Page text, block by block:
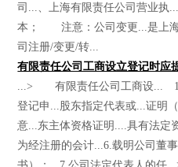
司...、上海有限责任公司营业执
本； 注意：公司变更...是上海
司注册/变更/转...
有限责任公司工商设立登记时应
...> 有限责任公司工商设... 1.
登记申...股东指定代表或...证明
意...东主体资格证明....具有法定
为经注册的会计...6.载明公司董